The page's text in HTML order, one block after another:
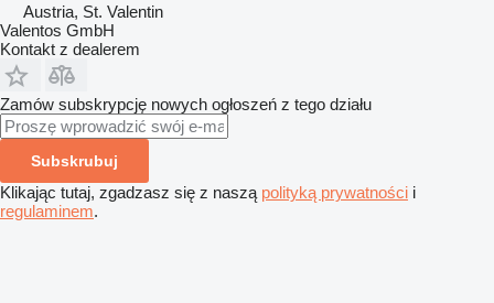
Austria, St. Valentin
Valentos GmbH
Kontakt z dealerem
Zamów subskrypcję nowych ogłoszeń z tego działu
Subskrubuj
Klikając tutaj, zgadzasz się z naszą polityką prywatności i
regulaminem.